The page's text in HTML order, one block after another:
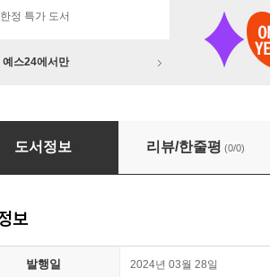
정 특가 도서
예스24에서만
어린이 도서 연구회 추천도서 4-5세(전6권
도서정보 리뷰/한줄평 (0/0)
보
발행일 2024년 03월 28일